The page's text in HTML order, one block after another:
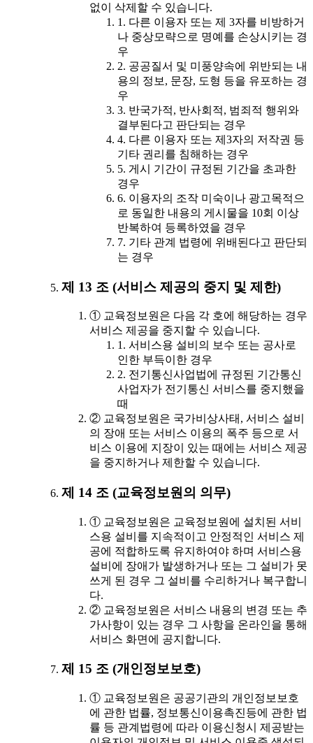
없이 삭제할 수 있습니다.
1. 다른 이용자 또는 제 3자를 비방하거
나 중상모략으로 명예를 손상시키는 경
우
2. 공공질서 및 미풍양속에 위반되는 내
용의 정보, 문장, 도형 등을 유포하는 경
우
3. 반국가적, 반사회적, 범죄적 행위와
결부된다고 판단되는 경우
4. 다른 이용자 또는 제3자의 저작권 등
기타 권리를 침해하는 경우
5. 게시 기간이 규정된 기간을 초과한
경우
6. 이용자의 조작 미숙이나 광고목적으
로 동일한 내용의 게시물을 10회 이상
반복하여 등록하였을 경우
7. 기타 관계 법령에 위배된다고 판단되
는 경우
제 13 조 (서비스 제공의 중지 및 제한)
① 교육정보원은 다음 각 호에 해당하는 경우
서비스 제공을 중지할 수 있습니다.
1. 서비스용 설비의 보수 또는 공사로
인한 부득이한 경우
2. 전기통신사업법에 규정된 기간통신
사업자가 전기통신 서비스를 중지했을
때
② 교육정보원은 국가비상사태, 서비스 설비
의 장애 또는 서비스 이용의 폭주 등으로 서
비스 이용에 지장이 있는 때에는 서비스 제공
을 중지하거나 제한할 수 있습니다.
제 14 조 (교육정보원의 의무)
① 교육정보원은 교육정보원에 설치된 서비
스용 설비를 지속적이고 안정적인 서비스 제
공에 적합하도록 유지하여야 하며 서비스용
설비에 장애가 발생하거나 또는 그 설비가 못
쓰게 된 경우 그 설비를 수리하거나 복구합니
다.
② 교육정보원은 서비스 내용의 변경 또는 추
가사항이 있는 경우 그 사항을 온라인을 통해
서비스 화면에 공지합니다.
제 15 조 (개인정보보호)
① 교육정보원은 공공기관의 개인정보보호
에 관한 법률, 정보통신이용촉진등에 관한 법
률 등 관계법령에 따라 이용신청시 제공받는